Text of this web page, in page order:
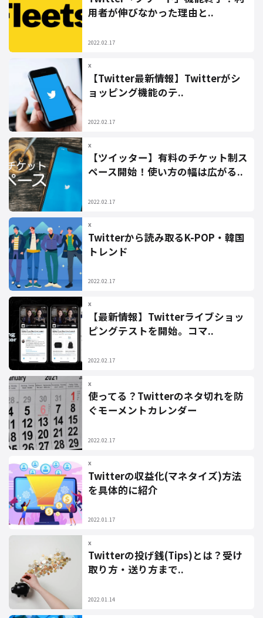
用者が伸びなかった理由と..
2022.02.17
X
【Twitter最新情報】Twitterがシ
ョッピング機能のテ..
2022.02.17
X
【ツイッター】有料のチケット制ス
ペース開始！使い方の幅は広がる..
2022.02.17
X
Twitterから読み取るK-POP・韓国
トレンド
2022.02.17
X
【最新情報】Twitterライブショッ
ピングテストを開始。コマ..
2022.02.17
X
使ってる？Twitterのネタ切れを防
ぐモーメントカレンダー
2022.02.17
X
Twitterの収益化(マネタイズ)方法
を具体的に紹介
2022.01.17
X
Twitterの投げ銭(Tips)とは？受け
取り方・送り方まで..
2022.01.14